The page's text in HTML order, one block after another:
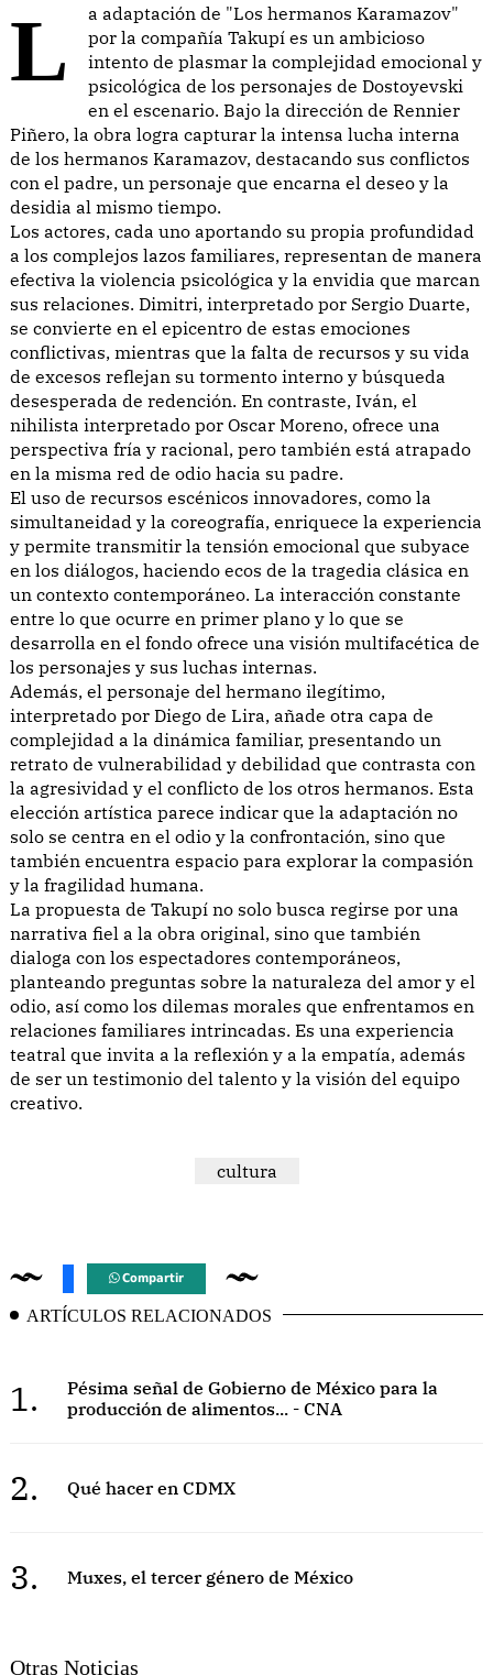
La adaptación de "Los hermanos Karamazov"
por la compañía Takupí es un ambicioso
intento de plasmar la complejidad emocional y
psicológica de los personajes de Dostoyevski
en el escenario. Bajo la dirección de Rennier
Piñero, la obra logra capturar la intensa lucha interna
de los hermanos Karamazov, destacando sus conflictos
con el padre, un personaje que encarna el deseo y la
desidia al mismo tiempo.
Los actores, cada uno aportando su propia profundidad
a los complejos lazos familiares, representan de manera
efectiva la violencia psicológica y la envidia que marcan
sus relaciones. Dimitri, interpretado por Sergio Duarte,
se convierte en el epicentro de estas emociones
conflictivas, mientras que la falta de recursos y su vida
de excesos reflejan su tormento interno y búsqueda
desesperada de redención. En contraste, Iván, el
nihilista interpretado por Oscar Moreno, ofrece una
perspectiva fría y racional, pero también está atrapado
en la misma red de odio hacia su padre.
El uso de recursos escénicos innovadores, como la
simultaneidad y la coreografía, enriquece la experiencia
y permite transmitir la tensión emocional que subyace
en los diálogos, haciendo ecos de la tragedia clásica en
un contexto contemporáneo. La interacción constante
entre lo que ocurre en primer plano y lo que se
desarrolla en el fondo ofrece una visión multifacética de
los personajes y sus luchas internas.
Además, el personaje del hermano ilegítimo,
interpretado por Diego de Lira, añade otra capa de
complejidad a la dinámica familiar, presentando un
retrato de vulnerabilidad y debilidad que contrasta con
la agresividad y el conflicto de los otros hermanos. Esta
elección artística parece indicar que la adaptación no
solo se centra en el odio y la confrontación, sino que
también encuentra espacio para explorar la compasión
y la fragilidad humana.
La propuesta de Takupí no solo busca regirse por una
narrativa fiel a la obra original, sino que también
dialoga con los espectadores contemporáneos,
planteando preguntas sobre la naturaleza del amor y el
odio, así como los dilemas morales que enfrentamos en
relaciones familiares intrincadas. Es una experiencia
teatral que invita a la reflexión y a la empatía, además
de ser un testimonio del talento y la visión del equipo
creativo.
cultura
Compartir
ARTÍCULOS RELACIONADOS
1.
Pésima señal de Gobierno de México para la
producción de alimentos... - CNA
2. Qué hacer en CDMX
3. Muxes, el tercer género de México
Otras Noticias